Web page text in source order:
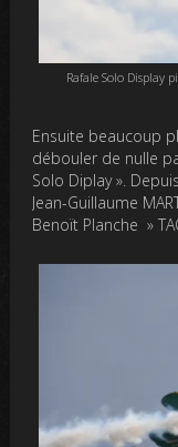
Rafale Solo Display
Ensuite beaucoup
débouler de nulle
Solo Diplay ».
Jean-Guillaume
Benoït Planche »